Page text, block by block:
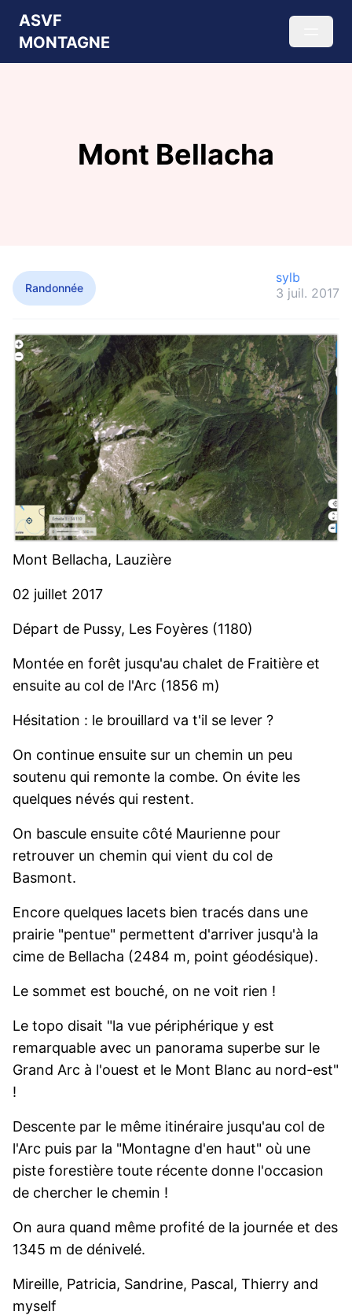
ASVF
MONTAGNE
Mont Bellacha
Randonnée
sylb
3 juil. 2017
Mont Bellacha, Lauzière
02 juillet 2017
Départ de Pussy, Les Foyères (1180)
Montée en forêt jusqu'au chalet de Fraitière et
ensuite au col de l'Arc (1856 m)
Hésitation : le brouillard va t'il se lever ?
On continue ensuite sur un chemin un peu
soutenu qui remonte la combe. On évite les
quelques névés qui restent.
On bascule ensuite côté Maurienne pour
retrouver un chemin qui vient du col de
Basmont.
Encore quelques lacets bien tracés dans une
prairie "pentue" permettent d'arriver jusqu'à la
cime de Bellacha (2484 m, point géodésique).
Le sommet est bouché, on ne voit rien !
Le topo disait "la vue périphérique y est
remarquable avec un panorama superbe sur le
Grand Arc à l'ouest et le Mont Blanc au nord-est"
!
Descente par le même itinéraire jusqu'au col de
l'Arc puis par la "Montagne d'en haut" où une
piste forestière toute récente donne l'occasion
de chercher le chemin !
On aura quand même profité de la journée et des
1345 m de dénivelé.
Mireille, Patricia, Sandrine, Pascal, Thierry and
myself